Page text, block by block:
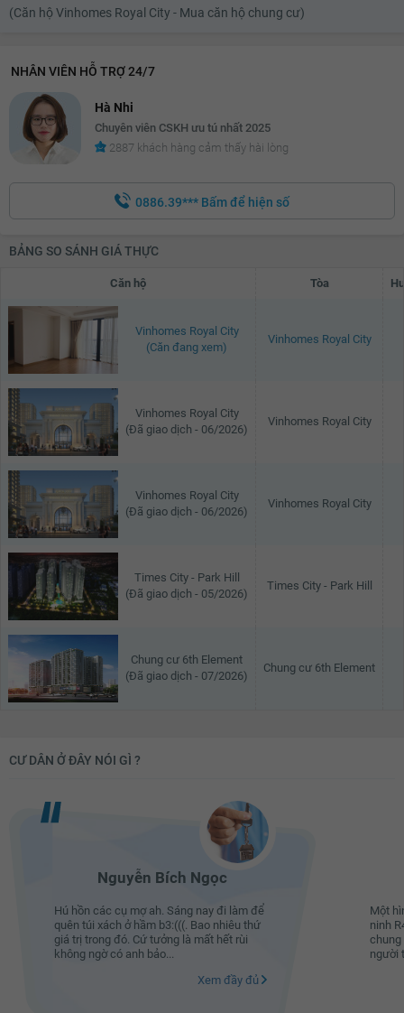
(Căn hộ Vinhomes Royal City - Mua căn hộ chung cư)
NHÂN VIÊN HỖ TRỢ 24/7
Hà Nhi
Chuyên viên CSKH ưu tú nhất 2025
2887 khách hàng cảm thấy hài lòng
0886.39*** Bấm để hiện số
BẢNG SO SÁNH GIÁ THỰC
Căn hộ Tòa
Vinhomes Royal City
(Căn đang xem)
Vinhomes Royal City
Vinhomes Royal City
(Đã giao dịch - 06/2026)
Vinhomes Royal City
Vinhomes Royal City
(Đã giao dịch - 06/2026)
Vinhomes Royal City
Times City - Park Hill
(Đã giao dịch - 05/2026)
Times City - Park Hill
Chung cư 6th Element
(Đã giao dịch - 07/2026)
Chung cư 6th Element
CƯ DÂN Ở ĐÂY NÓI GÌ ?
Nguyễn Bích Ngọc
Hú hồn các cụ mợ ah. Sáng nay đi làm để
quên túi xách ở hầm b3:(((. Bao nhiêu thứ
giá trị trong đó. Cứ tưởng là mất hết rùi
không ngờ có anh bảo...
Xem đầy đủ
Một
ninh
chung
người